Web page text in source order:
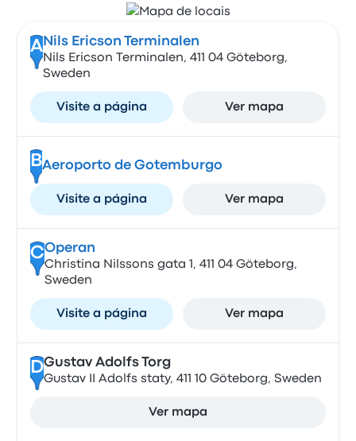
A Nils Ericson Terminalen
Nils Ericson Terminalen, 411 04 Göteborg,
Sweden
Visite a página Ver mapa
BAeroporto de Gotemburgo
Visite a página Ver mapa
COperan
Christina Nilssons gata 1, 411 04 Göteborg,
Sweden
Visite a página Ver mapa
DGustav Adolfs Torg
Gustav II Adolfs staty, 411 10 Göteborg, Sweden
Ver mapa